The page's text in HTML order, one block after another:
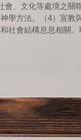
會、文化等處境之關
學方法。
（4）宣
社會結構息息相關